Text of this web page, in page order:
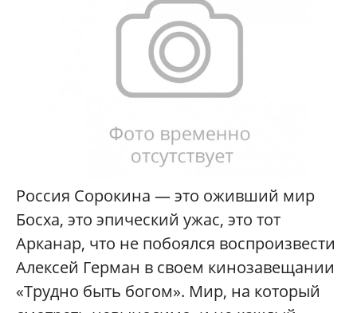
Россия Сорокина — это оживший мир
Босха, это эпический ужас, это тот
Арканар, что не побоялся воспроизвести
Алексей Герман в своем кинозавещании
«Трудно быть богом». Мир, на который